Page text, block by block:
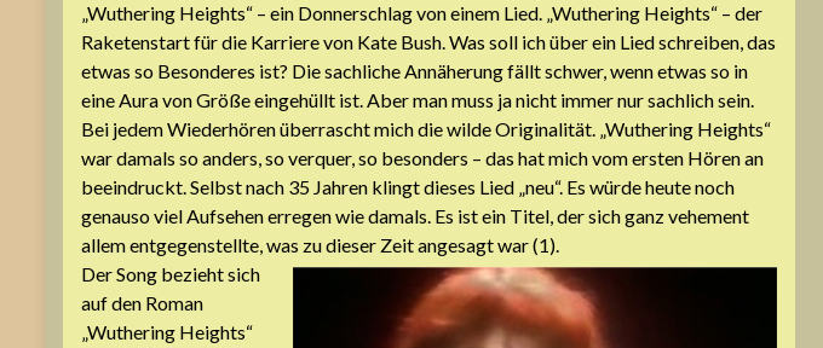
„Wuthering Heights“ – ein Donnerschlag von einem Lied. „Wuthering Heights“ – der
Raketenstart für die Karriere von Kate Bush. Was soll ich über ein Lied schreiben, das
etwas so Besonderes ist? Die sachliche Annäherung fällt schwer, wenn etwas so in
eine Aura von Größe eingehüllt ist. Aber man muss ja nicht immer nur sachlich sein.
Bei jedem Wiederhören überrascht mich die wilde Originalität. „Wuthering Heights“
war damals so anders, so verquer, so besonders – das hat mich vom ersten Hören an
beeindruckt. Selbst nach 35 Jahren klingt dieses Lied „neu“. Es würde heute noch
genauso viel Aufsehen erregen wie damals. Es ist ein Titel, der sich ganz vehement
allem entgegenstellte, was zu dieser Zeit angesagt war (1).
Der Song bezieht sich
auf den Roman
„Wuthering Heights“